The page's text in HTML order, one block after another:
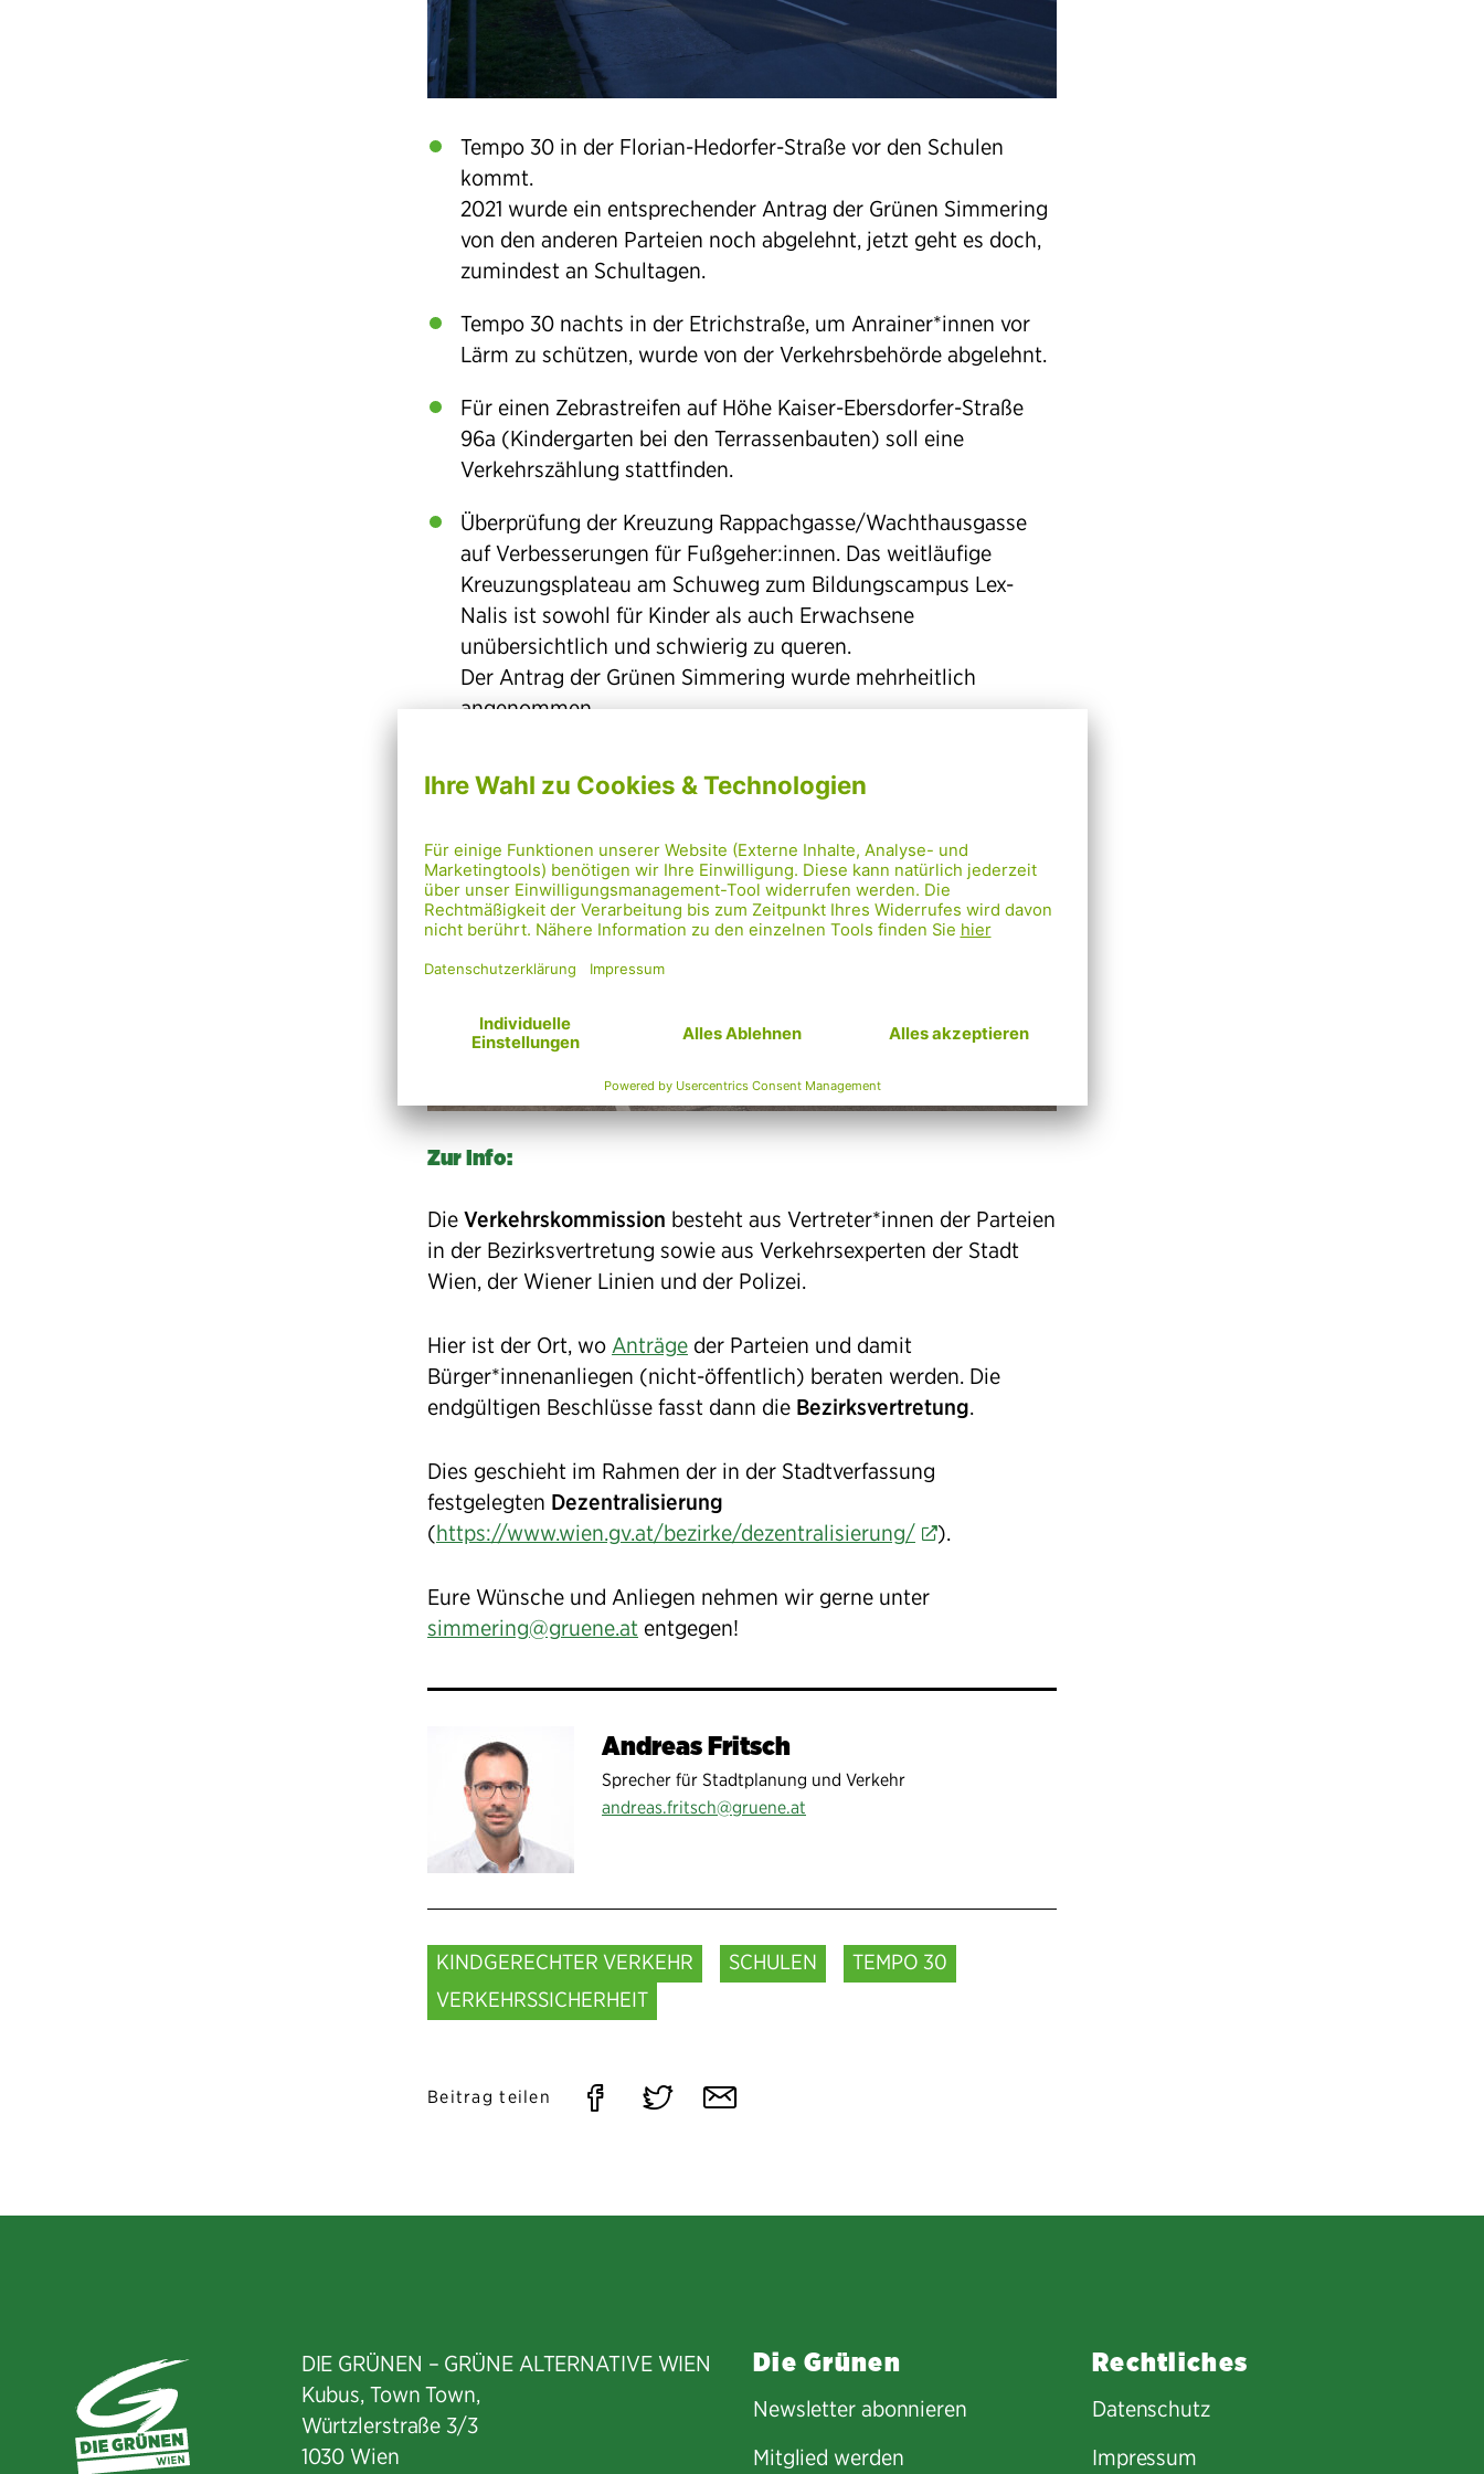
Tempo 30 in der Florian-Hedorfer-Straße vor den Schulen
kommt.
2021 wurde ein entsprechender Antrag der Grünen Simmering
von den anderen Parteien noch abgelehnt, jetzt geht es doch,
zumindest an Schultagen.
Tempo 30 nachts in der Etrichstraße, um Anrainer*innen vor
Lärm zu schützen, wurde von der Verkehrsbehörde abgelehnt.
Für einen Zebrastreifen auf Höhe Kaiser-Ebersdorfer-Straße
96a (Kindergarten bei den Terrassenbauten) soll eine
Verkehrszählung stattfinden.
Überprüfung der Kreuzung Rappachgasse/Wachthausgasse
auf Verbesserungen für Fußgeher:innen. Das weitläufige
Kreuzungsplateau am Schuweg zum Bildungscampus Lex-
Nalis ist sowohl für Kinder als auch Erwachsene
unübersichtlich und schwierig zu queren.
Der Antrag der Grünen Simmering wurde mehrheitlich
angenommen.
Zur Info:
Die Verkehrskommission besteht aus Vertreter*innen der Parteien
in der Bezirksvertretung sowie aus Verkehrsexperten der Stadt
Wien, der Wiener Linien und der Polizei.
Hier ist der Ort, wo Anträge der Parteien und damit
Bürger*innenanliegen (nicht-öffentlich) beraten werden. Die
endgültigen Beschlüsse fasst dann die Bezirksvertretung.
Dies geschieht im Rahmen der in der Stadtverfassung
festgelegten Dezentralisierung
(https://www.wien.gv.at/bezirke/dezentralisierung/ ).
Eure Wünsche und Anliegen nehmen wir gerne unter
simmering@gruene.at entgegen!
Andreas Fritsch
Sprecher für Stadtplanung und Verkehr
andreas.fritsch@gruene.at
KINDGERECHTER VERKEHR SCHULEN
TEMPO 30
VERKEHRSSICHERHEIT
Beitrag teilen
Auf Auf Per
DIE GRÜNEN – GRÜNE ALTERNATIVE WIEN
Kubus, Town Town,
Würtzlerstraße 3/3​
1030 Wien
Die Grünen
Newsletter abonnieren
Mitglied werden
Rechtliches
Datenschutz
Impressum